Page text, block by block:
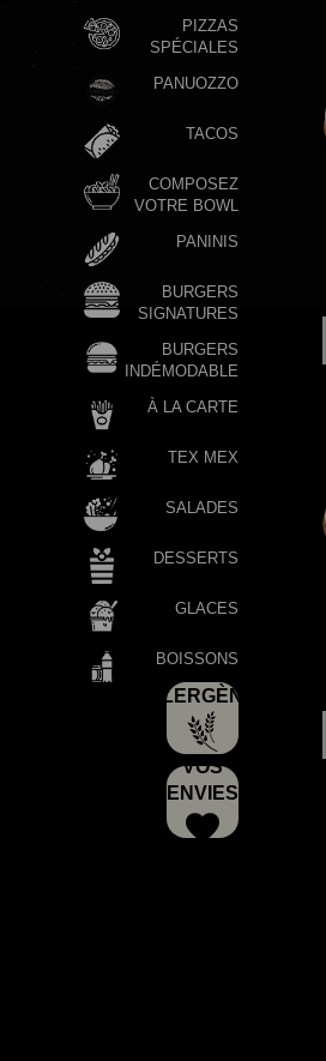
PIZZAS
SPÉCIALES
PANUOZZO
TACOS
COMPOSEZ
VOTRE BOWL
PANINIS
BURGERS
SIGNATURES
BURGERS
INDÉMODABLE
À LA CARTE
TEX MEX
SALADES
DESSERTS
GLACES
BOISSONS
ALLERGÈNES
VOS
ENVIES